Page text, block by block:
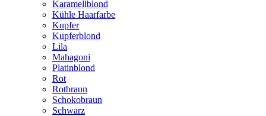
Karamellblond
Kühle Haarfarbe
Kupfer
Kupferblond
Lila
Mahagoni
Platinblond
Rot
Rotbraun
Schokobraun
Schwarz